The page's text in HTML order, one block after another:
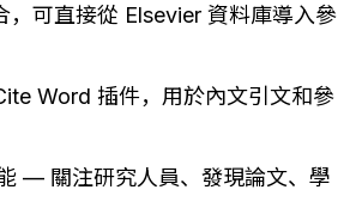
，可直接從 Elsevier 資料庫導入參
Word 插件，用於內文引文和參
— 關注研究人員、發現論文、學